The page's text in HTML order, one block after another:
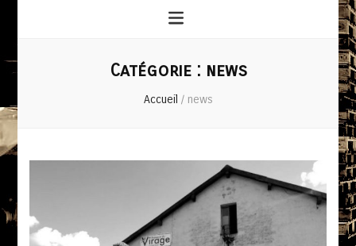
Catégorie : news
Accueil / news